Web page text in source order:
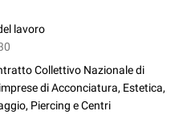
lavoro
Collettivo Nazionale di
di Acconciatura, Estetica,
Piercing e Centri